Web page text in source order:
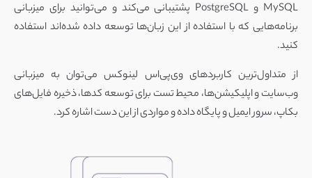
MySQL و PostgreSQL پشتیبانی می‌کند و می‌توانید برای میزبانی
برنامه‌هایی که با استفاده از این زبان‌ها توسعه داده شده‌اند استفاده
کنید.
از متداول‌ترین کاربردهای وی‌پی‌اس لینوکس می‌توان به میزبانی
وب‌سایت و اپلیکیشن‌ها، محیط تست برای توسعه کدها، ذخیره فایل‌های
بکاپ، سرور ایمیل و پایگاه داده و مواردی از این دست اشاره کرد.